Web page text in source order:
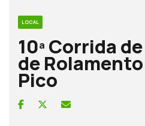
LOCAL
10ª Corrida
de
Pico